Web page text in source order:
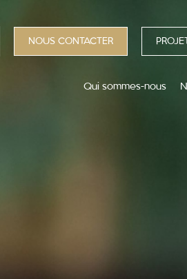
NOUS CONTACTER
Qui sommes-nous